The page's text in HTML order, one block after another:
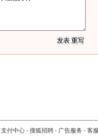
支付中心 - 搜狐招聘 - 广告服务 - 客